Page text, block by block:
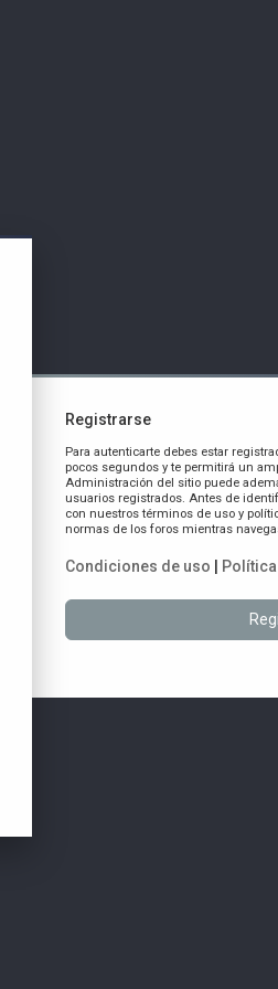
Registrarse
Para autenticarte debes estar
pocos segundos y te permitirá un
Administración del sitio puede
usuarios registrados. Antes de
con nuestros términos de uso y
normas de los foros mientras
Condiciones de uso